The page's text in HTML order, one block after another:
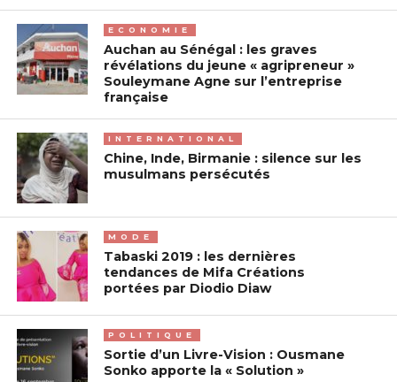
ECONOMIE
Auchan au Sénégal : les graves
révélations du jeune « agripreneur »
Souleymane Agne sur l’entreprise
française
INTERNATIONAL
Chine, Inde, Birmanie : silence sur les
musulmans persécutés
MODE
Tabaski 2019 : les dernières
tendances de Mifa Créations
portées par Diodio Diaw
POLITIQUE
Sortie d’un Livre-Vision : Ousmane
Sonko apporte la « Solution »